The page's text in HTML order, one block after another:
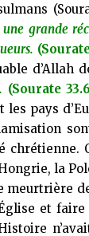
une grande
d’Allah
(Sourate
les pays
chrétienne.
la
meurtrière
et faire